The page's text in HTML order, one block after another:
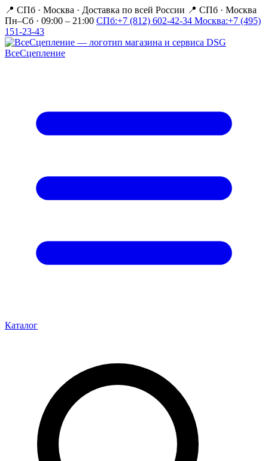
📍 СПб · Москва · Доставка по всей России 📍 СПб · Москва
Пн–Сб · 09:00 – 21:00 СПб:+7 (812) 602-42-34 Москва:+7 (495)
151-23-43
ВсеСцепление
Каталог